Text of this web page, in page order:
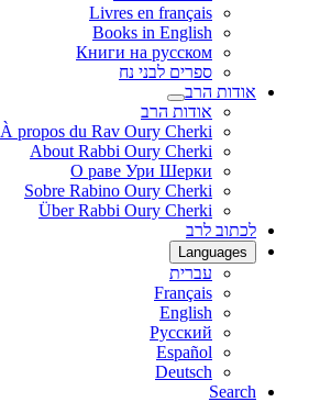
Livres en français
Books in English
Книги на русском
ספרים לבני נח
אודות הרב
אודות הרב
À propos du Rav Oury Cherki
About Rabbi Oury Cherki
О раве Ури Шерки
Sobre Rabino Oury Cherki
Über Rabbi Oury Cherki
לכתוב לרב
Languages
עברית
Français
English
Русский
Español
Deutsch
Search